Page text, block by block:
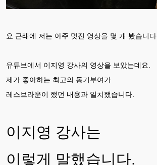
요 근래에 저는 아주 멋진 영상을 몇 개 봤습니다.
유튜브에서 이지영 강사의 영상을 보았는데요.
제가 좋아하는 최고의 동기부여가
레스브라운이 했던 내용과 일치했습니다.
이지영 강사는
이렇게 말했습니다.